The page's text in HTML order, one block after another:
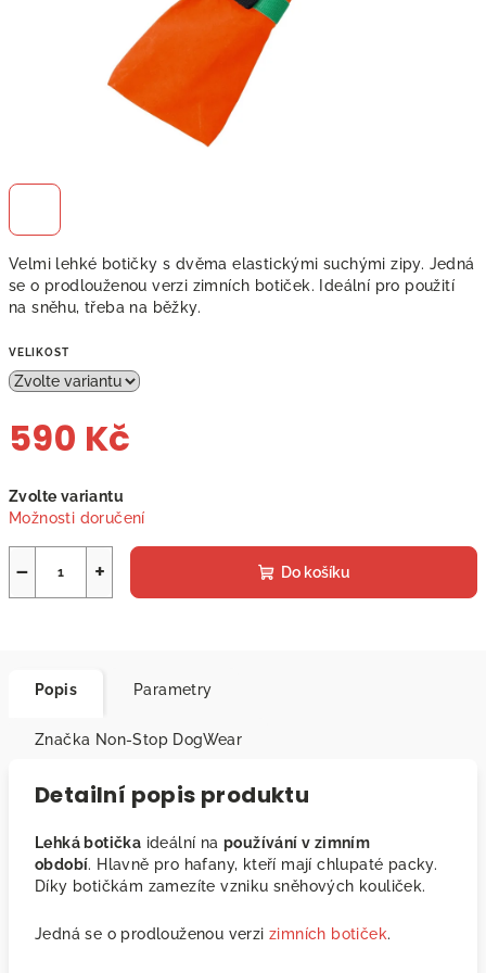
Velmi lehké botičky s dvěma elastickými suchými zipy. Jedná
se o prodlouženou verzi zimních botiček. Ideální pro použití
na sněhu, třeba na běžky.
VELIKOST
590 Kč
cena:
Zvolte variantu
Možnosti doručení
+
− Do košíku
Popis Parametry
Značka Non-Stop DogWear
Detailní popis produktu
Lehká botička ideální na používání v zimním
období. Hlavně pro hafany, kteří mají chlupaté packy.
Díky botičkám zamezíte vzniku sněhových kouliček.
Jedná se o prodlouženou verzi zimních botiček.